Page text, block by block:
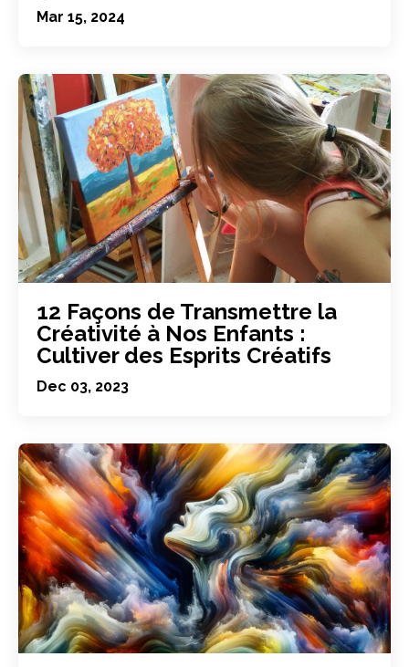
Mar 15, 2024
12 Façons de Transmettre la
Créativité à Nos Enfants :
Cultiver des Esprits Créatifs
Dec 03, 2023